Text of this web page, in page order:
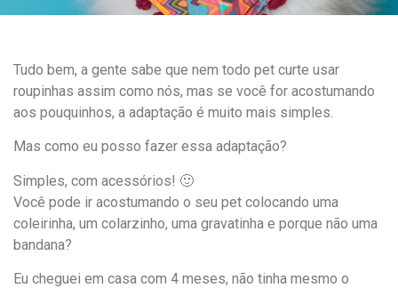
Tudo bem, a gente sabe que nem todo pet curte usar
roupinhas assim como nós, mas se você for acostumando
aos pouquinhos, a adaptação é muito mais simples.
Mas como eu posso fazer essa adaptação?
Simples, com acessórios! 🙂
Você pode ir acostumando o seu pet colocando uma
coleirinha, um colarzinho, uma gravatinha e porque não uma
bandana?
Eu cheguei em casa com 4 meses, não tinha mesmo o